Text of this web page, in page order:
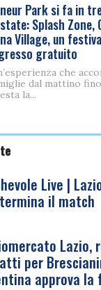
Park si fa in
Splash
Village, un
gratuito
che
dal mattino
la...
Live |
il match
Lazio,
per
approva la